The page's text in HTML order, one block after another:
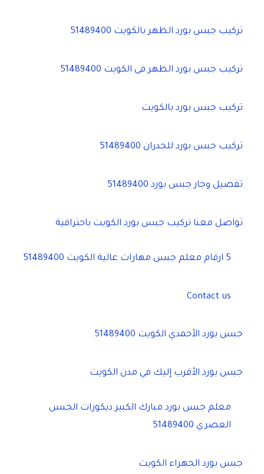
تركيب جبس بورد الظهر بالكويت 51489400
تركيب جبس بورد الظهر فى الكويت 51489400
تركيب جبس بورد بالكويت
تركيب جبس بورد للجدران 51489400
تفصيل وجار جبس بورد 51489400
تواصل معنا تركيب جبس بورد الكويت باحترافية
5 ارقام معلم جبس مهارات عالية الكويت 51489400
Contact us
جبس بورد الأحمدي الكويت 51489400
جبس بورد الأقرب إليك في مدن الكويت
معلم جبس بورد مبارك الكبير ديكورات الجبس
العصري 51489400
جبس بورد الجهراء الكويت